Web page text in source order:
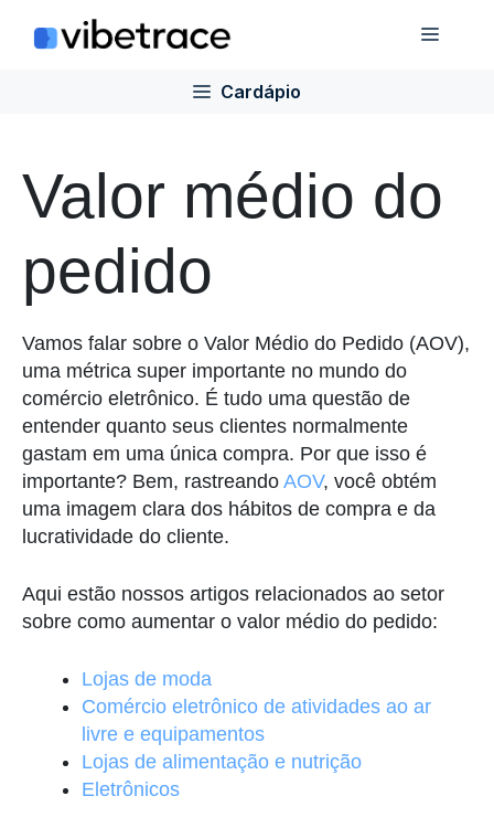
para
Cardápio
Valor médio do
pedido
Vamos falar sobre o Valor Médio do Pedido (AOV),
uma métrica super importante no mundo do
comércio eletrônico. É tudo uma questão de
entender quanto seus clientes normalmente
gastam em uma única compra. Por que isso é
importante? Bem, rastreando AOV, você obtém
uma imagem clara dos hábitos de compra e da
lucratividade do cliente.
Aqui estão nossos artigos relacionados ao setor
sobre como aumentar o valor médio do pedido:
Lojas de moda
Comércio eletrônico de atividades ao ar
livre e equipamentos
Lojas de alimentação e nutrição
Eletrônicos